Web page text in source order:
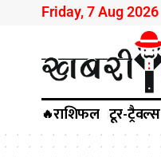
Friday, 7 Aug 2026
🔥राशिफल टूर-ट्रैवल्स